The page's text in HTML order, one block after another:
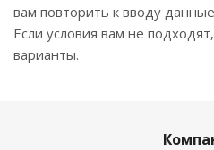
вам повторить к вводу
Если условия вам не
варианты.